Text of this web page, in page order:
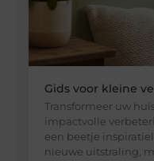
Gids voor kleine
Transformeer uw
impactvolle
een beetje
nieuwe uitstraling,